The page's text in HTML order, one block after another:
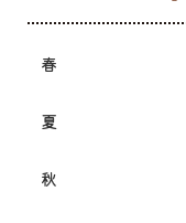
春
夏
秋